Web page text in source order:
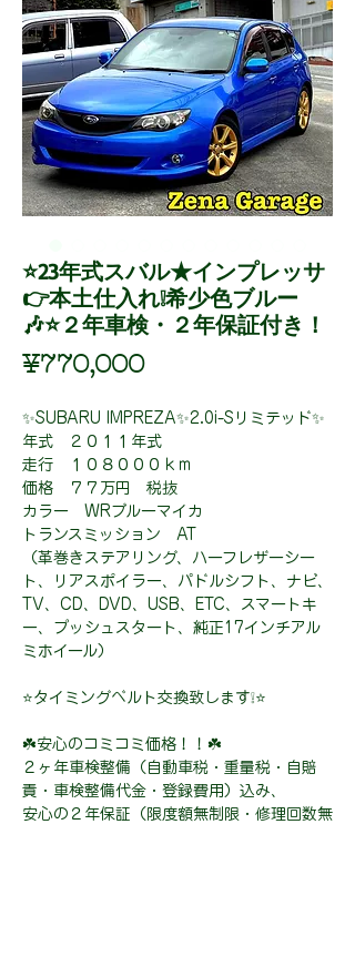
⭐23年式スバル★インプレッサ
👉本土仕入れ❕希少色ブルー
🎶⭐２年車検・２年保証付き！
¥770,000Price
✨SUBARU IMPREZA✨2.0i-Sリミテッド✨
年式 ２０１１年式
走行 １０８０００ｋｍ
価格 ７７万円 税抜
カラー WRブルーマイカ
トランスミッション AT
（革巻きステアリング、ハーフレザーシー
ト、リアスポイラー、パドルシフト、ナビ、
TV、CD、DVD、USB、ETC、スマートキ
ー、プッシュスタート、純正17インチアル
ミホイール）
⭐タイミングベルト交換致します❕⭐
☘️安心のコミコミ価格！！☘️
２ヶ年車検整備（自動車税・重量税・自賠
責・車検整備代金・登録費用）込み、
安心の２年保証（限度額無制限・修理回数無